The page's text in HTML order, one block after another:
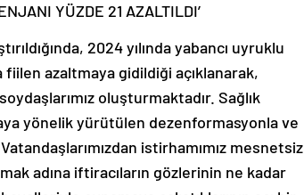
YÜZDE 21 AZALTILDI’
2024 yılında yabancı uyruklu
azaltmaya gidildiği açıklanarak,
oluşturmaktadır. Sağlık
yönelik yürütülen dezenformasyonla ve
istirhamımız mesnetsiz
adına iftiracıların gözlerinin ne kadar